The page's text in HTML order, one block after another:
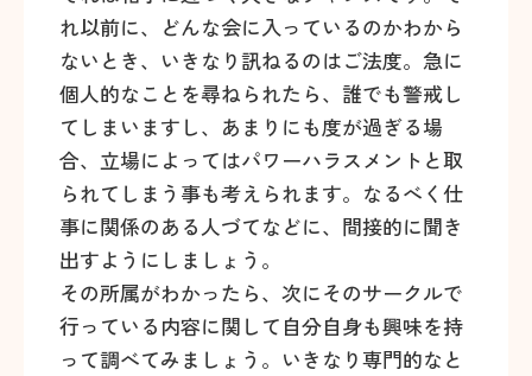
れ以前に、どんな会に入っているのかわから
ないとき、いきなり訊ねるのはご法度。急に
個人的なことを尋ねられたら、誰でも警戒し
てしまいますし、あまりにも度が過ぎる場
合、立場によってはパワーハラスメントと取
られてしまう事も考えられます。なるべく仕
事に関係のある人づてなどに、間接的に聞き
出すようにしましょう。
その所属がわかったら、次にそのサークルで
行っている内容に関して自分自身も興味を持
って調べてみましょう。いきなり専門的なと